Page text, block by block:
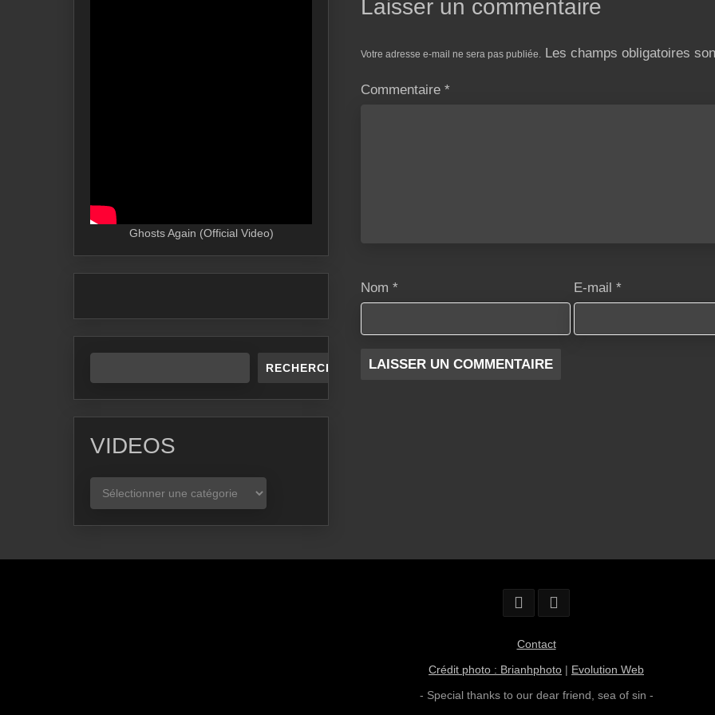
Laisser un commentaire
Votre adresse e-mail ne sera pas publiée. Les champs obligatoires
Commentaire *
Nom * E-mail*
Ghosts Again (Official Video)
RECHERCHER
VIDEOS
VIDEOS
Contact
Crédit photo : Brianhphoto | Evolution Web
- Special thanks to our dear friend, sea of sin -